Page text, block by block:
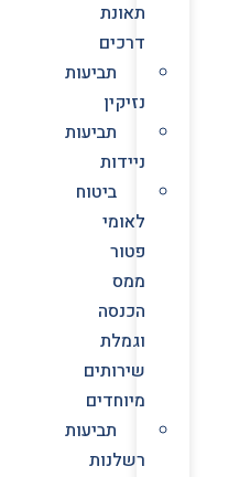
תאונת
דרכים
תביעות
נזיקין
תביעות
ניידות
ביטוח
לאומי
פטור
ממס
הכנסה
וגמלת
שירותים
מיוחדים
תביעות
רשלנות